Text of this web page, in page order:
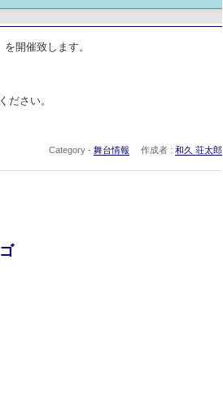
開催致します。
ださい。
Category - 舞台情報 作成者 : 和久 荘太郎